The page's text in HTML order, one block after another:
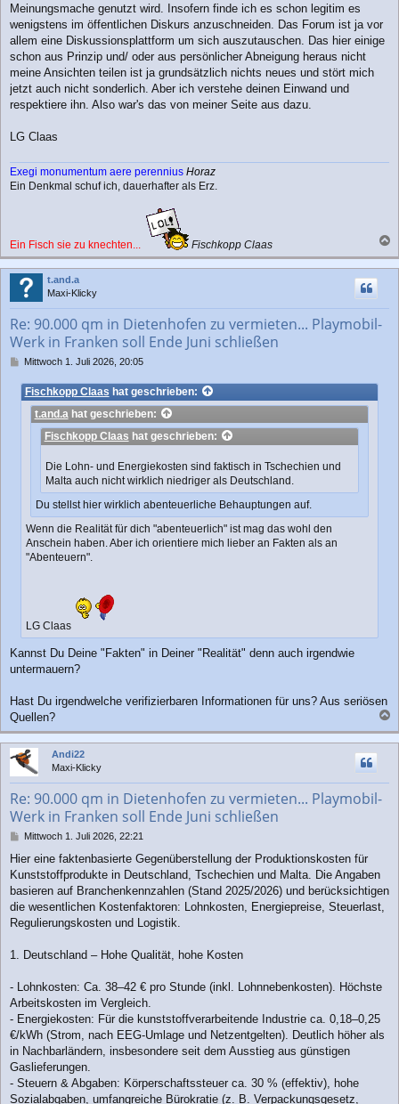
Meinungsmache genutzt wird. Insofern finde ich es schon legitim es
wenigstens im öffentlichen Diskurs anzuschneiden. Das Forum ist ja vor
allem eine Diskussionsplattform um sich auszutauschen. Das hier einige
schon aus Prinzip und/ oder aus persönlicher Abneigung heraus nicht
meine Ansichten teilen ist ja grundsätzlich nichts neues und stört mich
jetzt auch nicht sonderlich. Aber ich verstehe deinen Einwand und
respektiere ihn. Also war's das von meiner Seite aus dazu.
LG Claas
Exegi monumentum aere perennius Horaz
Ein Denkmal schuf ich, dauerhafter als Erz.
Ein Fisch sie zu knechten... Fischkopp Claas
a
c
t.and.a
Maxi-Klicky
Re: 90.000 qm in Dietenhofen zu vermieten... Playmobil-
Werk in Franken soll Ende Juni schließen
B
i
t
Mittwoch 1. Juli 2026, 20:05
Fischkopp Claas hat geschrieben:
t.and.ahat geschrieben:
Fischkopp Claas hat geschrieben:
Die Lohn- und Energiekosten sind faktisch in Tschechien und
Malta auch nicht wirklich niedriger als Deutschland.
Du stellst hier wirklich abenteuerliche Behauptungen auf.
Wenn die Realität für dich "abenteuerlich" ist mag das wohl den
Anschein haben. Aber ich orientiere mich lieber an Fakten als an
"Abenteuern".
LG Claas
Kannst Du Deine "Fakten" in Deiner "Realität" denn auch irgendwie
untermauern?
Hast Du irgendwelche verifizierbaren Informationen für uns? Aus seriösen
Quellen?
a
c
Andi22
Maxi-Klicky
Re: 90.000 qm in Dietenhofen zu vermieten... Playmobil-
Werk in Franken soll Ende Juni schließen
B
i
t
r
Mittwoch 1. Juli 2026, 22:21
Hier eine faktenbasierte Gegenüberstellung der Produktionskosten für
Kunststoffprodukte in Deutschland, Tschechien und Malta. Die Angaben
basieren auf Branchenkennzahlen (Stand 2025/2026) und berücksichtigen
die wesentlichen Kostenfaktoren: Lohnkosten, Energiepreise, Steuerlast,
Regulierungskosten und Logistik.
1. Deutschland – Hohe Qualität, hohe Kosten
- Lohnkosten: Ca. 38–42 € pro Stunde (inkl. Lohnnebenkosten). Höchste
Arbeitskosten im Vergleich.
- Energiekosten: Für die kunststoffverarbeitende Industrie ca. 0,18–0,25
€/kWh (Strom, nach EEG-Umlage und Netzentgelten). Deutlich höher als
in Nachbarländern, insbesondere seit dem Ausstieg aus günstigen
Gaslieferungen.
- Steuern & Abgaben: Körperschaftssteuer ca. 30 % (effektiv), hohe
Sozialabgaben, umfangreiche Bürokratie (z. B. Verpackungsgesetz,